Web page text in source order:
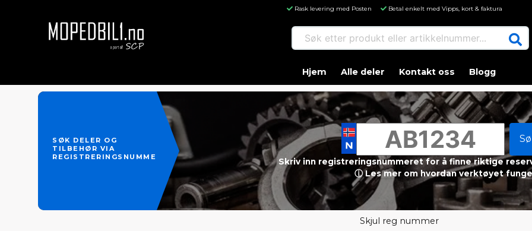
Rask levering med Posten Betal enkelt med Vipps, kort & faktura
Søk etter produkt eller artikkelnummer...
Hjem Alle deler Kontakt oss Blogg
SØK DELER OG
TILBEHØR VIA
REGISTRERINGSNUMMER
Skriv inn registreringsnummeret for å finne riktige
ⓘ Les mer om hvordan verktøyet
Skjul reg nummer